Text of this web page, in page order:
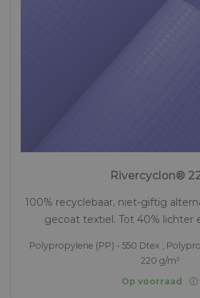
Rivercyclon®
100% recyclebaar, niet-giftig
gecoat textiel. Tot 40% lichter
Polypropylene (PP) - 550 Dtex ,
220 g/m²
Op voorraad